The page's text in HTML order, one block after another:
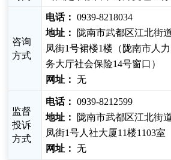
咨询
方式
电话： 0939-8218034
地址：
陇南市武都区江北街
凤街1号裙楼1楼（陇南市人
务大厅社会保险14号窗口）
网址： 无
监督
投诉
方式
电话： 0939-8212599
地址：
陇南市武都区江北街
凤街1号人社大厦11楼1103室
网址： 无